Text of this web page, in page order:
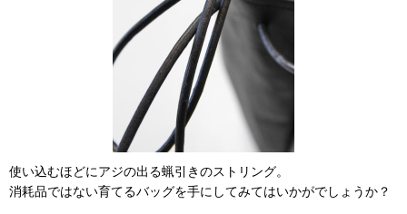
使い込むほどにアジの出る蝋引きのストリング。
消耗品ではない育てるバッグを手にしてみてはいかがでしょうか？